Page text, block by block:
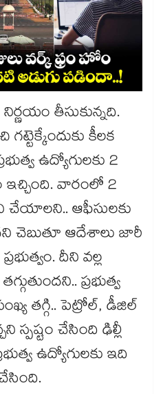
నిర్ణయం తీసుకున్నది.
కీలక
ఉద్యోగులకు 2
ఇచ్చింది. వారంలో 2
చేయాలని.. ఆఫీసులకు
చెబుతూ ఆదేశాలు జారీ
దీని వల్ల
ప్రభుత్వ
తగ్గి.. పెట్రోల్, డీజిల్
స్పష్టం చేసింది ఢిల్లీ
ఉద్యోగులకు ఇది